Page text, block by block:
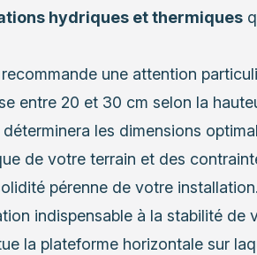
hydriques et thermiques
une attention
entre 20 et 30 cm selon la
les dimensions
de votre terrain et des
pérenne de votre
indispensable à la stabilité de
la plateforme horizontale sur